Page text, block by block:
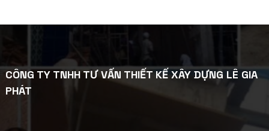
CÔNG TY TNHH TƯ VẤN THIẾT KẾ XÂY DỰNG LÊ GIA
PHÁT